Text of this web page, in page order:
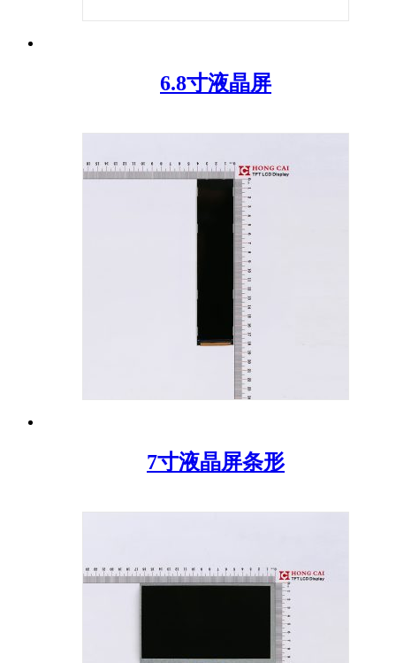
6.8寸液晶屏
7寸液晶屏条形